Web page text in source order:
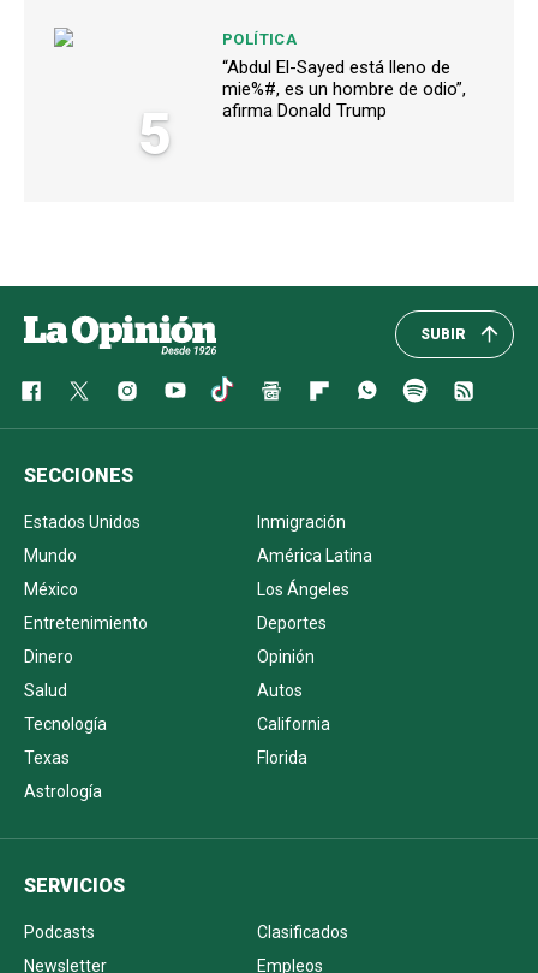
5
POLÍTICA
“Abdul El-Sayed está lleno de
mie%#, es un hombre de odio”,
afirma Donald Trump
SUBIR
SECCIONES
Estados Unidos
Inmigración
Mundo
América Latina
México
Los Ángeles
Entretenimiento
Deportes
Dinero
Opinión
Salud
Autos
Tecnología
California
Texas
Florida
Astrología
SERVICIOS
Podcasts
Clasificados
Newsletter
Empleos